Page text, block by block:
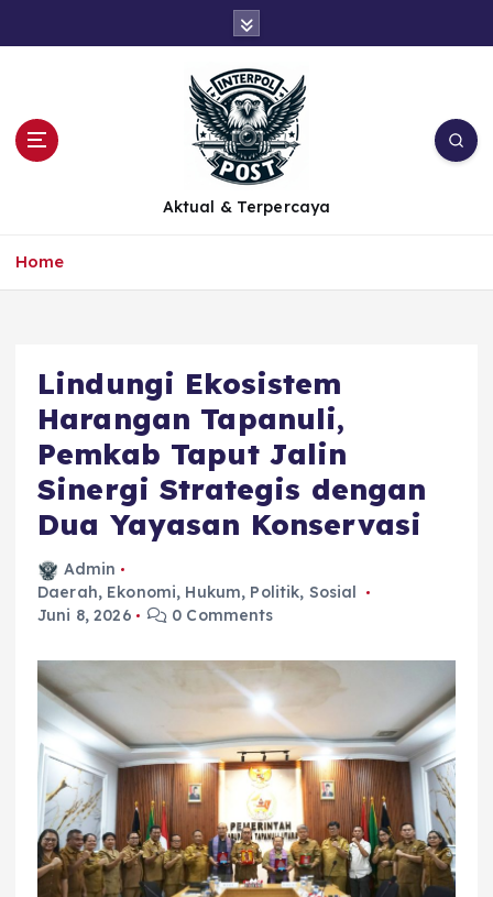
Aktual & Terpercaya
Home
Lindungi Ekosistem
Harangan Tapanuli,
Pemkab Taput Jalin
Sinergi Strategis dengan
Dua Yayasan Konservasi ‎
Admin
Daerah, Ekonomi, Hukum, Politik, Sosial
Juni 8, 2026
0 Comments